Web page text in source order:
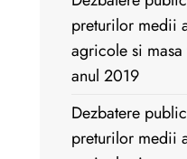
preturilor medii
agricole si
anul 2019
Dezbatere
preturilor medii